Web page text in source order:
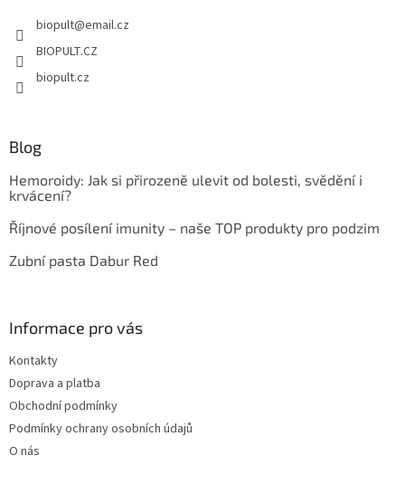
biopult@email.cz
BIOPULT.CZ
biopult.cz
Blog
Hemoroidy: Jak si přirozeně ulevit od bolesti, svědění i
krvácení?
Říjnové posílení imunity – naše TOP produkty pro podzim
Zubní pasta Dabur Red
Informace pro vás
Kontakty
Doprava a platba
Obchodní podmínky
Podmínky ochrany osobních údajů
O nás